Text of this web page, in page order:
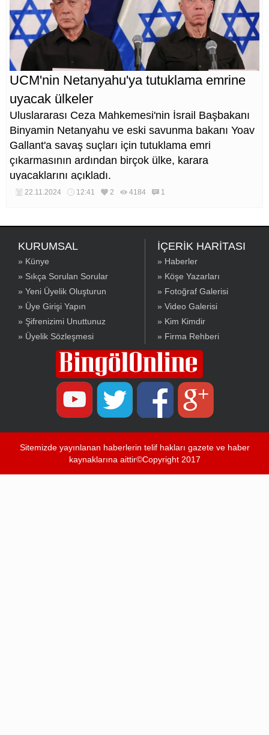
UCM'nin Netanyahu'ya tutuklama emrine
uyacak ülkeler
Uluslararası Ceza Mahkemesi'nin İsrail Başbakanı
Binyamin Netanyahu ve eski savunma bakanı Yoav
Gallant'a savaş suçları için tutuklama emri
çıkarmasının ardından birçok ülke, karara
uyacaklarını açıkladı.
22.11.2024 12:41 2 4184 1
KURUMSAL
» Künye
» Sıkça Sorulan Sorular
» Yeni Üyelik Oluşturun
» Üye Girişi Yapın
» Şifrenizimi Unuttunuz
» Üyelik Sözleşmesi
İÇERİK HARİTASI
» Haberler
» Köşe Yazarları
» Fotoğraf Galerisi
» Video Galerisi
» Kim Kimdir
» Firma Rehberi
Sitemizde yayınlanan haberlerin telif hakları gazete ve haber
kaynaklarına aittir©Copyright 2017